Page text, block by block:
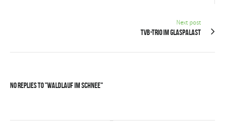
Next post
TVB-Trio im Glaspalast
No Replies to "Waldlauf im Schnee"